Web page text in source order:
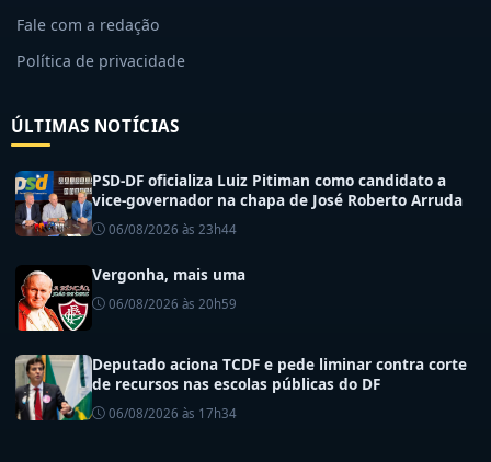
Fale com a redação
Política de privacidade
ÚLTIMAS NOTÍCIAS
PSD-DF oficializa Luiz Pitiman como candidato a
vice-governador na chapa de José Roberto Arruda
06/08/2026 às 23h44
Vergonha, mais uma
06/08/2026 às 20h59
Deputado aciona TCDF e pede liminar contra corte
de recursos nas escolas públicas do DF
06/08/2026 às 17h34